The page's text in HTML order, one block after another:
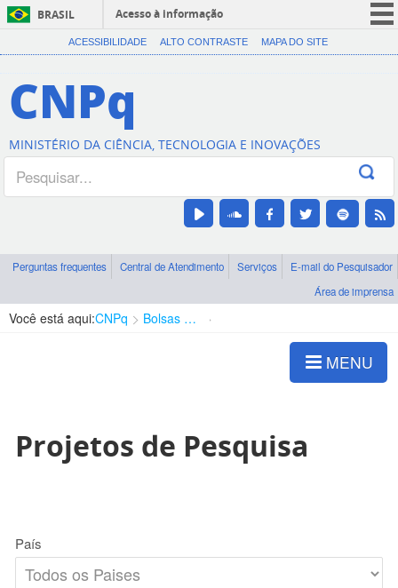
BRASIL
Acesso à informação
CORONAVÍRUS (COVID-19)
Canais
ACESSIBILIDADE ALTO CONTRASTE MAPA DO SITE
CNPq
MINISTÉRIO DA CIÊNCIA, TECNOLOGIA E INOVAÇÕES
Perguntas frequentes Central de Atendimento Serviços
E-mail do Pesquisador
Área de imprensa
Você está aqui:CNPq Bolsas e Auxílios Vigentes
MENU
Projetos de Pesquisa
País